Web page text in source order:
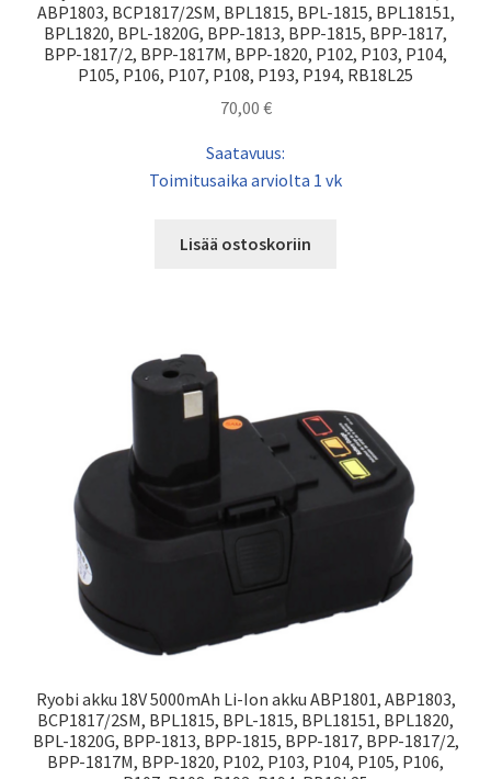
ABP1803, BCP1817/2SM, BPL1815, BPL-1815, BPL18151,
BPL1820, BPL-1820G, BPP-1813, BPP-1815, BPP-1817,
BPP-1817/2, BPP-1817M, BPP-1820, P102, P103, P104,
P105, P106, P107, P108, P193, P194, RB18L25
70,00 €
Saatavuus:
Toimitusaika arviolta 1 vk
Lisää ostoskoriin
Ryobi akku 18V 5000mAh Li-Ion akku ABP1801, ABP1803,
BCP1817/2SM, BPL1815, BPL-1815, BPL18151, BPL1820,
BPL-1820G, BPP-1813, BPP-1815, BPP-1817, BPP-1817/2,
BPP-1817M, BPP-1820, P102, P103, P104, P105, P106,